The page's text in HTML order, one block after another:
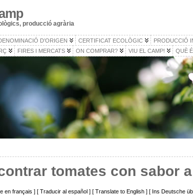
producció agrària
D’ORIGEN CERTIFICAT ECOLÒGIC PRODUCCIÓ
FIRES I MERCATS ON COMPRAR? VIU EL CAMP! QUÈ
tomates con sabor
en français ] [ Traducir al español ] [ Translate to English ] [ Ins Deutsche